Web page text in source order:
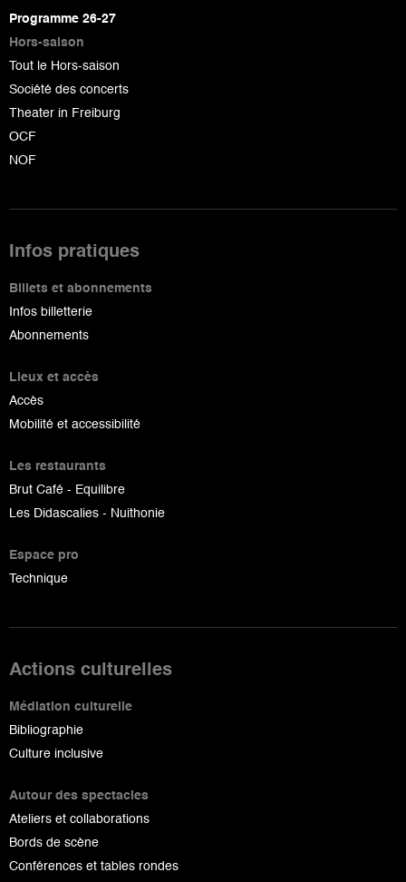
page
Programme 26-27
Hors-saison
Tout le Hors-saison
Société des concerts
Theater in Freiburg
OCF
NOF
Infos pratiques
Billets et abonnements
Infos billetterie
Abonnements
Lieux et accès
Accès
Mobilité et accessibilité
Les restaurants
Brut Café - Equilibre
Les Didascalies - Nuithonie
Espace pro
Technique
Actions culturelles
Médiation culturelle
Bibliographie
Culture inclusive
Autour des spectacles
Ateliers et collaborations
Bords de scène
Conférences et tables rondes